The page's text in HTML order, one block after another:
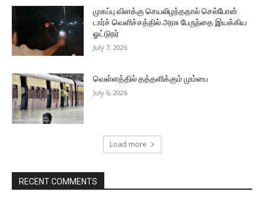
முகப்பு விளக்கு செயலிழந்ததால் செல்போன்
டார்ச் வெளிச்சத்தில் அரசு பேருந்தை இயக்கிய
ஓட்டுநர்
July 7, 2026
வெள்ளத்தில் தத்தளிக்கும் மும்பை
July 6, 2026
Load more
RECENT COMMENTS